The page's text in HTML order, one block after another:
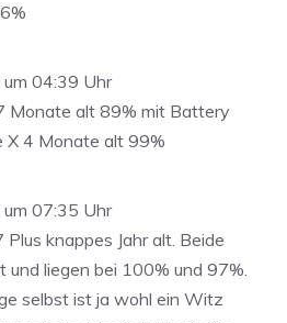
04:39 Uhr
Monate alt 89% mit Battery
X 4 Monate alt 99%
07:35 Uhr
Plus knappes Jahr alt. Beide
und liegen bei 100% und 97%.
selbst ist ja wohl ein Witz